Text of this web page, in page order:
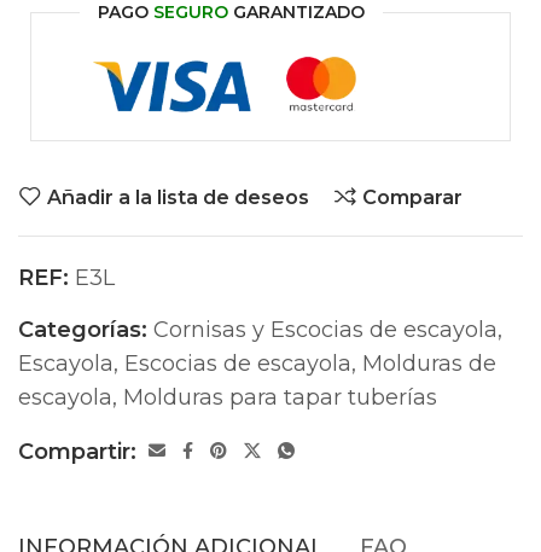
PAGO SEGURO GARANTIZADO
Añadir a la lista de deseos Comparar
REF: E3L
Categorías: Cornisas y Escocias de escayola,
Escayola, Escocias de escayola, Molduras de
escayola, Molduras para tapar tuberías
Compartir: